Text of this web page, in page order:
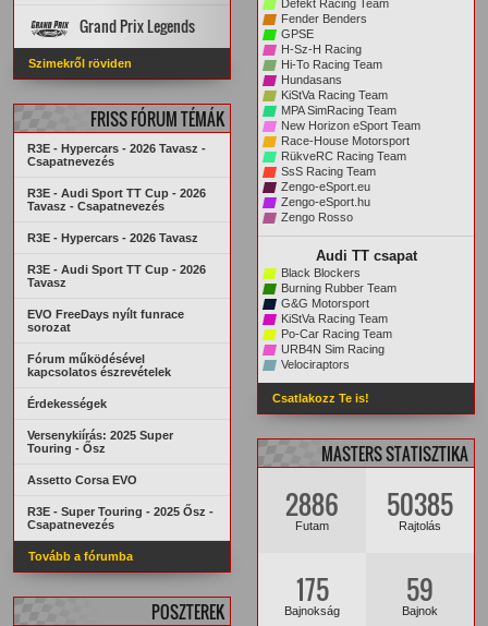
KREDITRENDSZER
PÁLYA REKORDOK
STATISZTIKÁK
ARCHÍVUM
Grand Prix Legends
Főoldal
Szimekről röviden
FRISS FÓRUM TÉMÁK
R3E - Hypercars - 2026 Tavasz -
Csapatnevezés
R3E - Audi Sport TT Cup - 2026
Tavasz - Csapatnevezés
R3E - Hypercars - 2026 Tavasz
R3E - Audi Sport TT Cup - 2026
Tavasz
EVO FreeDays nyílt funrace
sorozat
Fórum működésével
kapcsolatos észrevételek
Érdekességek
Versenykiírás: 2025 Super
Touring - Ősz
Assetto Corsa EVO
R3E - Super Touring - 2025 Ősz -
Csapatnevezés
Tovább a fórumba
POSZTEREK
Defekt Racing Team
Fender Benders
GPSE
H-Sz-H Racing
Hi-To Racing Team
Hundasans
KiStVa Racing Team
MPA SimRacing Team
New Horizon eSport Team
Race-House Motorsport
RükveRC Racing Team
SsS Racing Team
Zengo-eSport.eu
Zengo-eSport.hu
Zengo Rosso
Audi TT csapat
Black Blockers
Burning Rubber Team
G&G Motorsport
KiStVa Racing Team
Po-Car Racing Team
URB4N Sim Racing
Velociraptors
Csatlakozz Te is!
MASTERS STATISZTIKA
2886
Futam
50385
Rajtolás
175
Bajnokság
59
Bajnok